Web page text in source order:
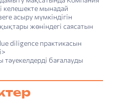
келешекте мынадай
асыру мүмкіндігін
жөніндегі саясатын
diligence практикасын
бағалауды